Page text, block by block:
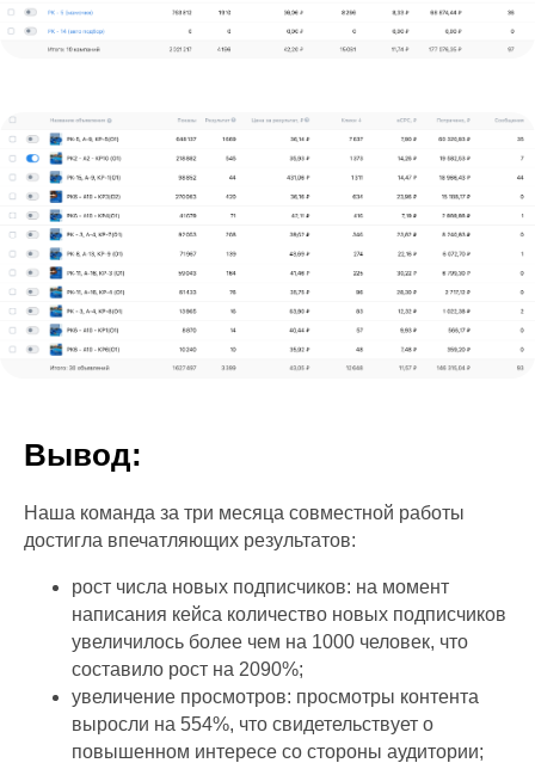
Вывод:
Наша команда за три месяца совместной работы
достигла впечатляющих результатов:
рост числа новых подписчиков: на момент
написания кейса количество новых подписчиков
увеличилось более чем на 1000 человек, что
составило рост на 2090%;
увеличение просмотров: просмотры контента
выросли на 554%, что свидетельствует о
повышенном интересе со стороны аудитории;
Санкт-Петербург
пр. Просвещения, 32к1
Москва
пр. Чермянский. 7